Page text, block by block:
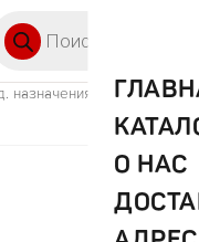
О НАС
назначения (ИМН) /